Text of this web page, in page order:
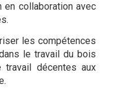
collaboration avec
les compétences
le travail du bois
décentes aux